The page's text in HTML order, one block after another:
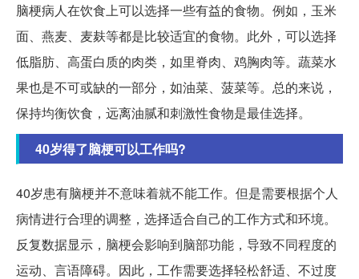
脑梗病人在饮食上可以选择一些有益的食物。例如，玉米
面、燕麦、麦麸等都是比较适宜的食物。此外，可以选择
低脂肪、高蛋白质的肉类，如里脊肉、鸡胸肉等。蔬菜水
果也是不可或缺的一部分，如油菜、菠菜等。总的来说，
保持均衡饮食，远离油腻和刺激性食物是最佳选择。
40岁得了脑梗可以工作吗?
40岁患有脑梗并不意味着就不能工作。但是需要根据个人
病情进行合理的调整，选择适合自己的工作方式和环境。
反复数据显示，脑梗会影响到脑部功能，导致不同程度的
运动、言语障碍。因此，工作需要选择轻松舒适、不过度